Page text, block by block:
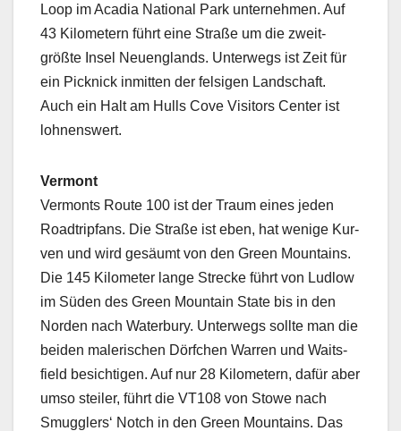
Loop im Aca­dia Nation­al Park unternehmen. Auf
43 Kilo­me­tern führt eine Straße um die zweit­
größte Insel Neueng­lands. Unter­wegs ist Zeit für
ein Pick­nick inmit­ten der fel­si­gen Land­schaft.
Auch ein Halt am Hulls Cove Vis­i­tors Cen­ter ist
lohnenswert.
Ver­mont
Ver­monts Route 100 ist der Traum eines jeden
Road­trip­fans. Die Straße ist eben, hat wenige Kur­
ven und wird gesäumt von den Green Moun­tains.
Die 145 Kilo­me­ter lange Strecke führt von Lud­low
im Süden des Green Moun­tain State bis in den
Nor­den nach Water­bury. Unter­wegs sollte man die
bei­den malerischen Dör­fchen War­ren und Wait­s­
field besichti­gen. Auf nur 28 Kilo­me­tern, dafür aber
umso steil­er, führt die VT108 von Stowe nach
Smug­glers‘ Notch in den Green Moun­tains. Das